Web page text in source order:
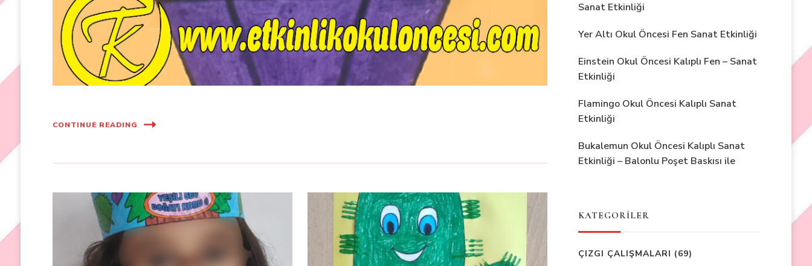
CONTINUE READING
Sanat Etkinliği
Yer Altı Okul Öncesi Fen Sanat Etkinliği
Einstein Okul Öncesi Kalıplı Fen – Sanat
Etkinliği
Flamingo Okul Öncesi Kalıplı Sanat
Etkinliği
Bukalemun Okul Öncesi Kalıplı Sanat
Etkinliği – Balonlu Poşet Baskısı ile
KATEGORİLER
ÇIZGI ÇALIŞMALARI (69)